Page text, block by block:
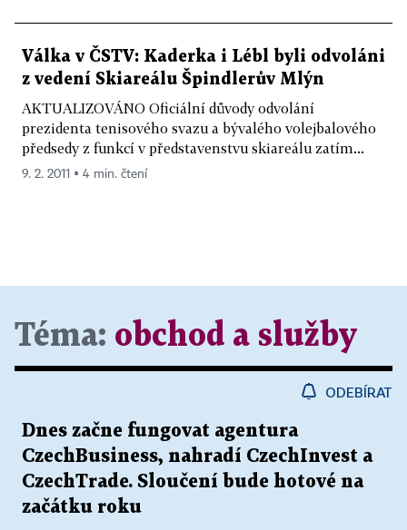
Válka v ČSTV: Kaderka i Lébl byli odvoláni
z vedení Skiareálu Špindlerův Mlýn
AKTUALIZOVÁNO Oficiální důvody odvolání
prezidenta tenisového svazu a bývalého volejbalového
předsedy z funkcí v představenstvu skiareálu zatím...
9. 2. 2011 ▪ 4 min. čtení
Téma: obchod a služby
ODEBÍRAT
Dnes začne fungovat agentura
CzechBusiness, nahradí CzechInvest a
CzechTrade. Sloučení bude hotové na
začátku roku